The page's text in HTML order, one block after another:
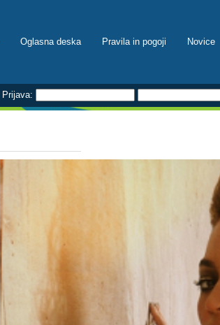
Oglasna deska Pravila in pogoji Novice
Prijava: